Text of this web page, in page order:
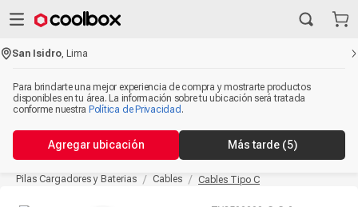
San Isidro ,Lima
Para brindarte una mejor experiencia de compra y mostrarte productos
disponibles en tu área. La información sobre tu ubicación será tratada
conforme nuestra Política de Privacidad .
Agregar ubicación Más tarde (5)
Pilas Cargadores y Baterias Cables Cables Tipo C